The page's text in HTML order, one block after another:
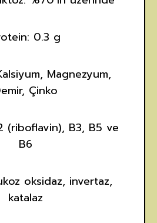
0.3 g
Magnezyum,
Çinko
(riboflavin), B3, B5 ve
B6
oksidaz, invertaz,
katalaz